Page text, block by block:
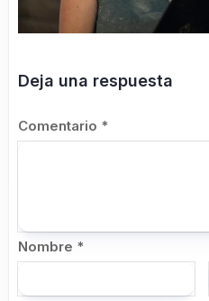
Deja una respuesta
Comentario *
Nombre *